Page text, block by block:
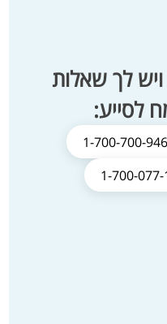
לך שאלות
לסייע:
1-700-700-946
1-700-